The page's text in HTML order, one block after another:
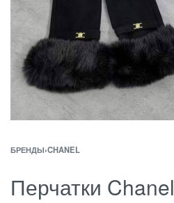
БРЕНДЫ›CHANEL
Перчатки Chanel